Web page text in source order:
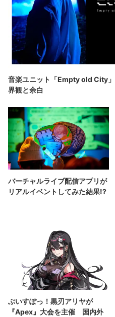
音楽ユニット「Empty old City
界観と余白
バーチャルライブ配信アプリが
リアルイベントしてみた結果!?
ぶいすぽっ！黒刃アリヤが
『Apex』大会を主催 国内外